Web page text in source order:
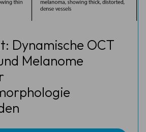
Dynamische OCT
Melanome